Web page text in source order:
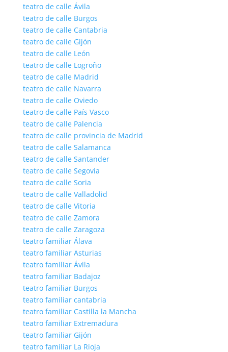
teatro de calle Ávila
teatro de calle Burgos
teatro de calle Cantabria
teatro de calle Gijón
teatro de calle León
teatro de calle Logroño
teatro de calle Madrid
teatro de calle Navarra
teatro de calle Oviedo
teatro de calle País Vasco
teatro de calle Palencia
teatro de calle provincia de Madrid
teatro de calle Salamanca
teatro de calle Santander
teatro de calle Segovia
teatro de calle Soria
teatro de calle Valladolid
teatro de calle Vitoria
teatro de calle Zamora
teatro de calle Zaragoza
teatro familiar Álava
teatro familiar Asturias
teatro familiar Ávila
teatro familiar Badajoz
teatro familiar Burgos
teatro familiar cantabria
teatro familiar Castilla la Mancha
teatro familiar Extremadura
teatro familiar Gijón
teatro familiar La Rioja